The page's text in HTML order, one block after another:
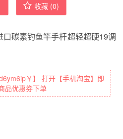
收藏 (0)
【手机淘宝】即
品优惠券下单